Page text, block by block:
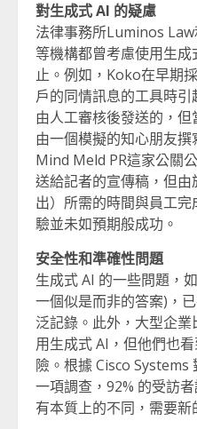
對生成式 AI 的疑慮
法律事務所Luminos
等機構都曾考慮使用生
止。例如，Koko在早期
戶的同情訊息的工具時
由人工審核後發送的，
由一個模擬的知心朋友撰
Mind Meld PR這家公關
送給記者的宣傳稿，但
出）所需的時間與員工
驗並未如預期般成功。
安全性和準確性問題
生成式 AI 的一些問題，
一個似是而非的答案)，
泛記錄。此外，大型企
用生成式 AI，但他們也
險。根據 Cisco Systems
一項調查，92% 的受訪
有本質上的不同，需要新